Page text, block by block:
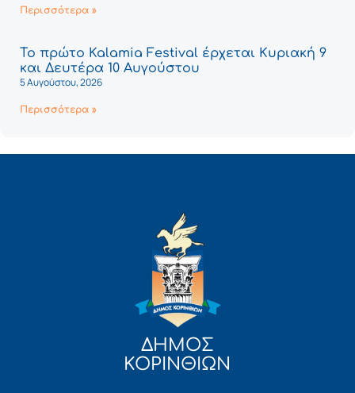
Περισσότερα »
Το πρώτο Kalamia Festival έρχεται Κυριακή 9
και Δευτέρα 10 Αυγούστου
5 Αυγούστου, 2026
Περισσότερα »
ΔΗΜΟΣ
ΚΟΡΙΝΘΙΩΝ